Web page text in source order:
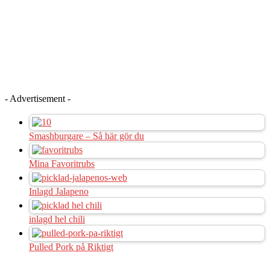
- Advertisement -
Smashburgare – Så här gör du
Mina Favoritrubs
Inlagd Jalapeno
inlagd hel chili
Pulled Pork på Riktigt